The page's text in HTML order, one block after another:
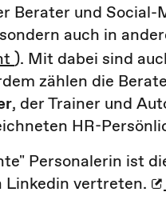
Berater und
auch in
). Mit dabei sind
zählen die
, der Trainer und
HR-
Personalerin ist
Linkedin vertreten.